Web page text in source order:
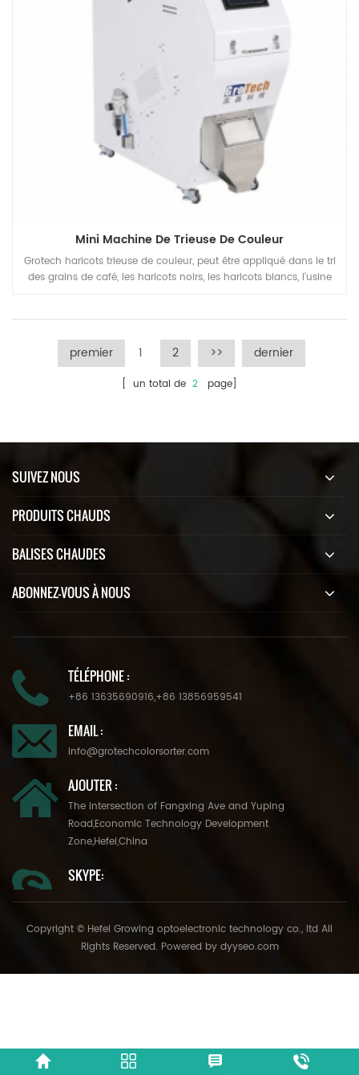
Mini Machine De Trieuse De Couleur
Grotech haricots trieuse de couleur, peut être appliqué dans le tri
des grains de café, les haricots noirs, les haricots blancs, l'usine
premier 1 2 >> dernier
[ un total de 2 page]
SUIVEZ NOUS
PRODUITS CHAUDS
BALISES CHAUDES
ABONNEZ-VOUS À NOUS
TÉLÉPHONE :
+86 13635690916,+86 13856959541
EMAIL :
info@grotechcolorsorter.com
AJOUTER :
The Intersection of Fangxing Ave and Yuping
Road,Economic Technology Development
Zone,Hefei,China
SKYPE:
Copyright © Hefei Growing optoelectronic technology co., ltd All
Rights Reserved. Powered by dyyseo.com